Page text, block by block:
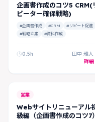
企画書作成のコツ5 CRM(
ピーター確保戦略)
#企画書作成 #CRM
#リピート促進
#戦略立案
#資料作成
0.5h
田中 雅人
詳細
営業
Webサイトリニューアル
級編（企画書作成のコツ7）